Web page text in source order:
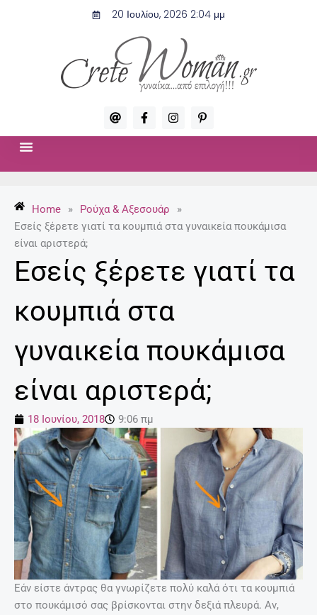
20 Ιουλίου, 2026 2:04 μμ
A
t
F
a
c
f
I
n
s
P
i
n
p
Home » Ρούχα & Αξεσουάρ
»
Εσείς ξέρετε γιατί τα κουμπιά στα γυναικεία πουκάμισα
είναι αριστερά;
Εσείς ξέρετε γιατί τα
κουμπιά στα
γυναικεία πουκάμισα
είναι αριστερά;
18 Ιουνίου, 2018 9:06 πμ
Εάν είστε άντρας θα γνωρίζετε πολύ καλά ότι τα κουμπιά
στο πουκάμισό σας βρίσκονται στην δεξιά πλευρά. Αν,